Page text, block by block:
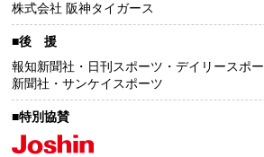
株式会社 阪神タイガース
■後 援
報知新聞社・日刊スポーツ・デイリースポ
新聞社・サンケイスポーツ
■特別協賛